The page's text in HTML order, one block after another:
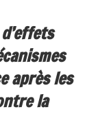
après les
la